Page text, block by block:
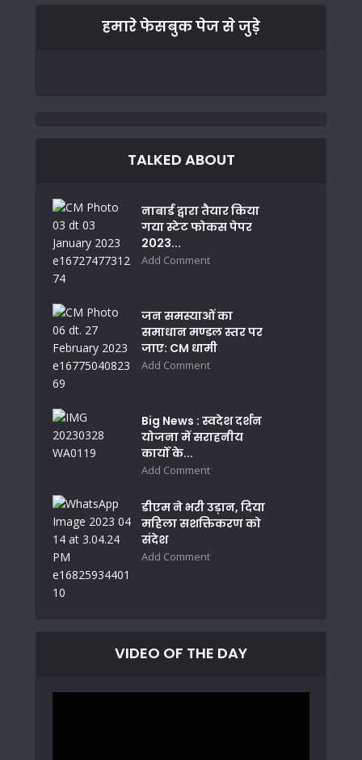
हमारे फेसबुक पेज से जुड़े
TALKED ABOUT
नाबार्ड द्वारा तैयार किया
गया स्टेट फोकस पेपर
2023...
Add Comment
जन समस्याओं का
समाधान मण्डल स्तर पर
जाए: CM धामी
Add Comment
Big News : स्वदेश दर्शन
योजना में सराहनीय
कार्यों के...
Add Comment
डीएम ने भरी उड़ान, दिया
महिला सशक्तिकरण को
संदेश
Add Comment
VIDEO OF THE DAY